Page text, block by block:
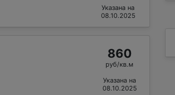
Указана на
08.10.2025
860
руб/кв.м
Указана на
08.10.2025